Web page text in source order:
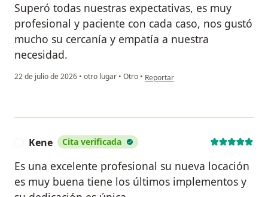
Superó todas nuestras expectativas, es muy
profesional y paciente con cada caso, nos gustó
mucho su cercanía y empatía a nuestra
necesidad.
22 de julio de 2026 • otro lugar • Otro • en opinión del usuario Lesly
Reportar
Kene Cita verificada
Es una excelente profesional su nueva locación
es muy buena tiene los últimos implementos y